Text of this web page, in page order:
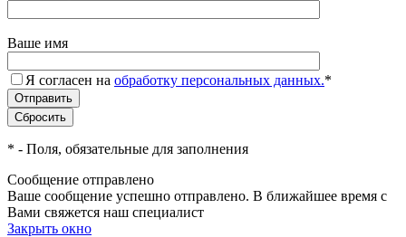
Ваше имя
Я согласен на обработку персональных данных.*
* - Поля, обязательные для заполнения
Сообщение отправлено
Ваше сообщение успешно отправлено. В ближайшее время с
Вами свяжется наш специалист
Закрыть окно